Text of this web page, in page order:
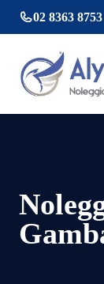
al
02 8363 8753